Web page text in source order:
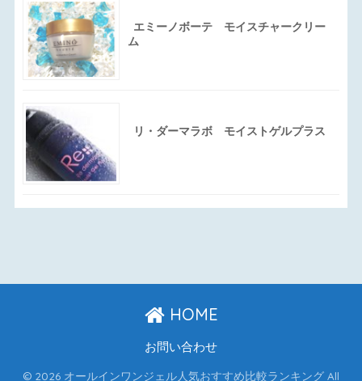
エミーノボーテ モイスチャークリー
ム
リ・ダーマラボ モイストゲルプラス
HOME
お問い合わせ
© 2026 オールインワンジェル人気おすすめ比較ランキング All